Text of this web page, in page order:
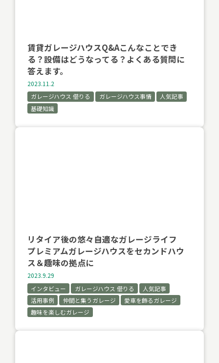
賃貸ガレージハウスQ&Aこんなことでき
る？設備はどうなってる？よくある質問に
答えます。
2023.11.2
ガレージハウス 借りる
ガレージハウス事情
人気記事
基礎知識
リタイア後の悠々自適なガレージライフ
プレミアムガレージハウスをセカンドハウ
ス＆趣味の拠点に
2023.9.29
インタビュー
ガレージハウス 借りる
人気記事
活用事例
仲間と集うガレージ
愛車を飾るガレージ
趣味を楽しむガレージ